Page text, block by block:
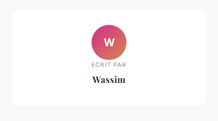
W
ECRIT PAR
Wassim